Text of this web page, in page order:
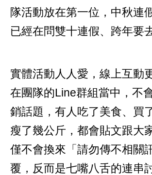
隊活動放在第一位，中秋連
已經在問雙十連假、跨年要
實體活動人人愛，線上互動
在團隊的Line群組當中，不
銷話題，有人吃了美食、買
瘦了幾公斤，都會貼文跟大
僅不會換來「請勿傳不相關
覆，反而是七嘴八舌的連串